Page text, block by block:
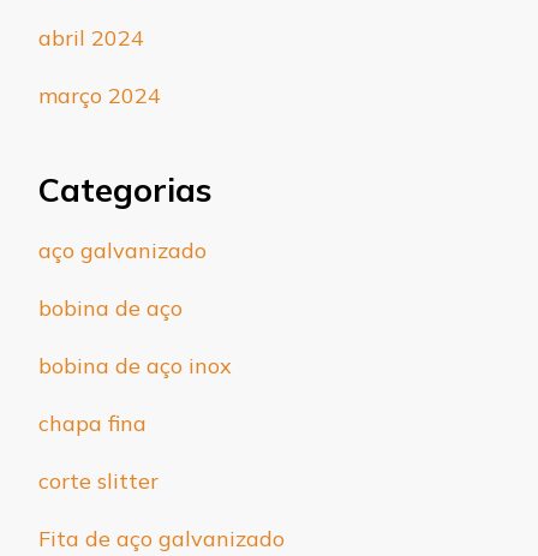
abril 2024
março 2024
Categorias
aço galvanizado
bobina de aço
bobina de aço inox
chapa fina
corte slitter
Fita de aço galvanizado